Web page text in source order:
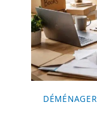
DÉMÉNAGER